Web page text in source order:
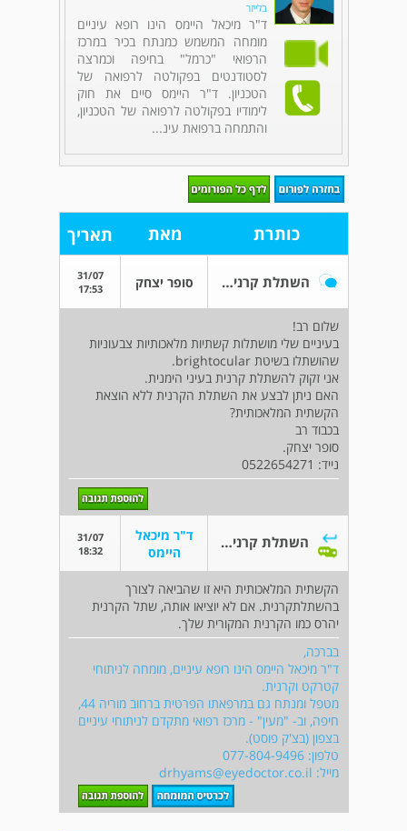
בלייזר
ד"ר מיכאל היימס הינו רופא עיניים
מומחה המשמש כמנתח בכיר במרכז
הרפואי "כרמל" בחיפה וכמרצה
לסטודנטים בפקולטה לרפואה של
הטכניון. ד"ר היימס סיים את חוק
לימודיו בפקולטה לרפואה של הטכניון,
והתמחה ברפואת עינ...
כותרת מאת תאריך
השתלת קרנית בעין שבה מושתלת קשתית מלאכותית. סופר יצחק
31/07
17:53
שלום רב!
בעיניים שלי מושתלות קשתיות מלאכותיות צבעוניות
שהושתלו בשיטת brightocular.
אני זקוק להשתלת קרנית בעיני הימנית.
האם ניתן לבצע את השתלת הקרנית ללא הוצאת
הקשתית המלאכותית?
בכבוד רב
סופר יצחק.
נייד: 0522654271
השתלת קרנית בעין שבה מושתלת קשתית מלאכותית.
ד"ר מיכאל
היימס
31/07
18:32
הקשתית המלאכותית היא זו שהביאה לצורך
בהשתלתקרנית. אם לא יוציאו אותה, שתל הקרנית
יהרס כמו הקרנית המקורית שלך.
בברכה,
ד"ר מיכאל היימס הינו רופא עיניים, מומחה לניתוחי
קטרקט וקרנית.
מטפל ומנתח גם במרפאתו הפרטית ברחוב מוריה 44,
חיפה, וב- "מעין" - מרכז רפואי מתקדם לניתוחי עיניים
בצפון (בצ'ק פוסט).
טלפון: 077-804-9496
מייל: drhyams@eyedoctor.co.il